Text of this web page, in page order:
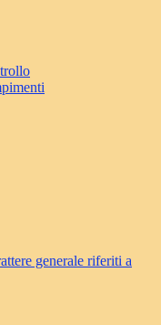
generale riferiti a